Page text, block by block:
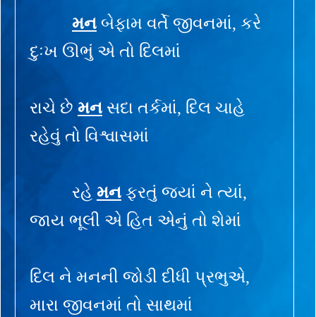
મન બેફામ વર્તે જીવનમાં, કરે
દુઃખ ઊભું એ તો દિલમાં
રાચે છે મન સદા તર્કમાં, દિલ ચાહે
રહેવું તો વિશ્વાસમાં
રહે મન ફરતું જ્યાં ને ત્યાં,
જાય ભૂલી એ હિત એનું તો શેમાં
દિલ ને મનની જોડી દીધી પ્રભુએ,
મારા જીવનમાં તો સાથમાં